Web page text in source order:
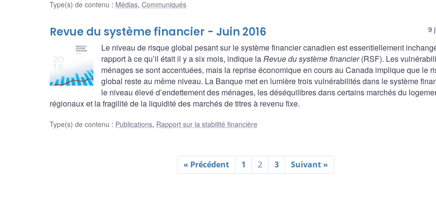
Type(s) de contenu : Médias, Communiqués
9
Revue du système financier - Juin 2016
Le niveau de risque global pesant sur le système financier canadien est essentiellement
rapport à ce qu’il était il y a six mois, indique laRevue du système financier(RSF). Les
ménages se sont accentuées, mais la reprise économique en cours au Canada implique que le
global reste au même niveau. La Banque met en lumière trois vulnérabilités dans le système
le niveau élevé d’endettement des ménages, les déséquilibres dans certains marchés du
régionaux et la fragilité de la liquidité des marchés de titres à revenu fixe.
Type(s) de contenu : Publications, Rapport sur la stabilité financière
« Précédent 1 2 3 Suivant »